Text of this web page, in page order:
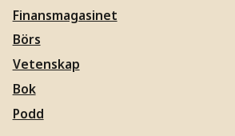
Finansmagasinet
Börs
Vetenskap
Bok
Podd